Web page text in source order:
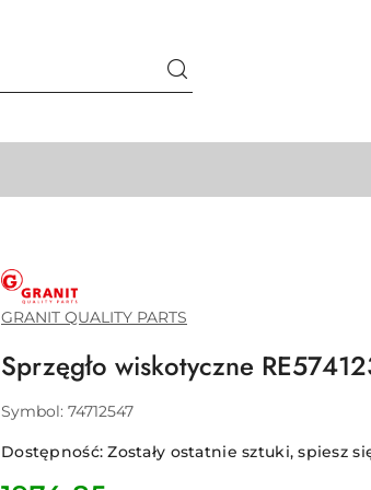
GRANIT
QUALITY
PARTS
GRANIT QUALITY PARTS
Sprzęgło wiskotyczne
Symbol: 74712547
Dostępność:Zostały ostatnie sztuki, spiesz